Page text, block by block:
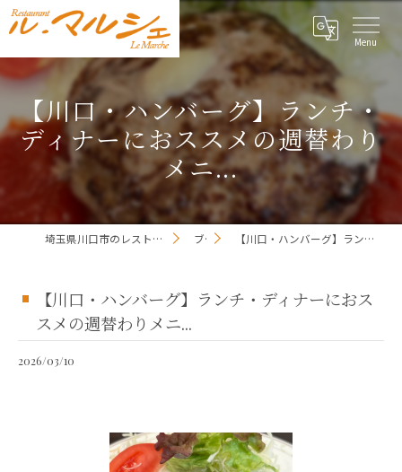
【川口・ハンバーグ】ランチ・
ディナーにおススメの週替わり
メニ...
埼玉県川口市のレストランならレストラン ル・マルシェ ブログ 【川口・ハンバーグ】ランチ・ディナーにおススメの週替わりメニ...
【川口・ハンバーグ】ランチ・ディナーにおス
スメの週替わりメニ...
2026/03/10